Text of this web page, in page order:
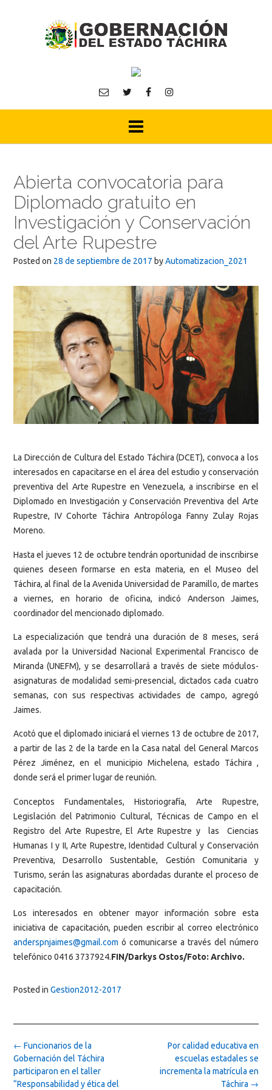
Abierta convocatoria para
Diplomado gratuito en
Investigación y Conservación
del Arte Rupestre
Posted on 28 de septiembre de 2017 byAutomatizacion_2021
La Dirección de Cultura del Estado Táchira (DCET), convoca a los
interesados en capacitarse en el área del estudio y conservación
preventiva del Arte Rupestre en Venezuela, a inscribirse en el
Diplomado en Investigación y Conservación Preventiva del Arte
Rupestre, IV Cohorte Táchira Antropóloga Fanny Zulay Rojas
Moreno.
Hasta el jueves 12 de octubre tendrán oportunidad de inscribirse
quienes deseen formarse en esta materia, en el Museo del
Táchira, al final de la Avenida Universidad de Paramillo, de martes
a viernes, en horario de oficina, indicó Anderson Jaimes,
coordinador del mencionado diplomado.
La especialización que tendrá una duración de 8 meses, será
avalada por la Universidad Nacional Experimental Francisco de
Miranda (UNEFM), y se desarrollará a través de siete módulos-
asignaturas de modalidad semi-presencial, dictados cada cuatro
semanas, con sus respectivas actividades de campo, agregó
Jaimes.
Acotó que el diplomado iniciará el viernes 13 de octubre de 2017,
a partir de las 2 de la tarde en la Casa natal del General Marcos
Pérez Jiménez, en el municipio Michelena, estado Táchira ,
donde será el primer lugar de reunión.
Conceptos Fundamentales, Historiografía, Arte Rupestre,
Legislación del Patrimonio Cultural, Técnicas de Campo en el
Registro del Arte Rupestre, El Arte Rupestre y las Ciencias
Humanas I y II, Arte Rupestre, Identidad Cultural y Conservación
Preventiva, Desarrollo Sustentable, Gestión Comunitaria y
Turismo, serán las asignaturas abordadas durante el proceso de
capacitación.
Los interesados en obtener mayor información sobre esta
iniciativa de capacitación, pueden escribir al correo electrónico
anderspnjaimes@gmail.com ó comunicarse a través del número
telefónico 0416 3737924.FIN/Darkys Ostos/Foto: Archivo.
Posted in Gestion2012-2017
Post
navigation
Por calidad educativa en
escuelas estadales se
incrementa la matrícula en
Táchira →
← Funcionarios de la
Gobernación del Táchira
participaron en el taller
“Responsabilidad y ética del